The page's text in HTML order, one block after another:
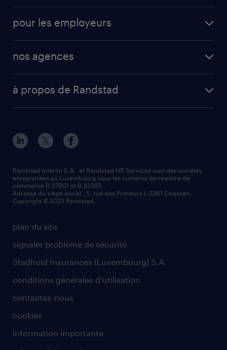
pour les employeurs
nos agences
à propos de Randstad
plan du site
signaler problème de sécurité
Stadhold Insurances (Luxembourg) S.A.
conditions générales d'utilisation
contactez-nous
cookies
information importante
Randstad Interim S.A. et Randstad HR Services sont des sociétés
enregistrées au Luxembourg sous les numéros de registre de
commerce B-27901 et B-82565.
Adresse du siège social : 5, rue des Primeurs L-2361 Strassen.
Copyright © 2025 Randstad.